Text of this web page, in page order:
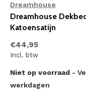
Dreamhouse
Dreamhouse
Katoensatijn
€44,95
Incl. btw
Niet op voorraad -
werkdagen